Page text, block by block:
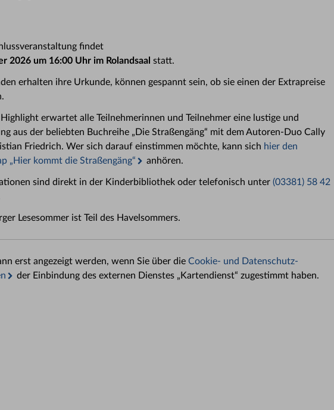
findet
2026 um 16:00 Uhr im Rolandsaal statt.
erhalten ihre Urkunde, können gespannt sein, ob sie einen der Extrapreise
erwartet alle Teilnehmerinnen und Teilnehmer eine lustige und
aus der beliebten Buchreihe „Die Straßengäng“ mit dem Autoren-Duo Cally
Friedrich. Wer sich darauf einstimmen möchte, kann sich hier den
„Hier kommt die Straßengäng“
anhören.
sind direkt in der Kinderbibliothek oder telefonisch unter (03381) 58 42
Lesesommer ist Teil des Havelsommers.
erst angezeigt werden, wenn Sie über die Cookie- und Datenschutz-
der Einbindung des externen Dienstes „Kartendienst“ zugestimmt haben.